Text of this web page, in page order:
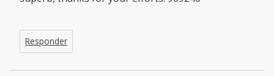
Responder